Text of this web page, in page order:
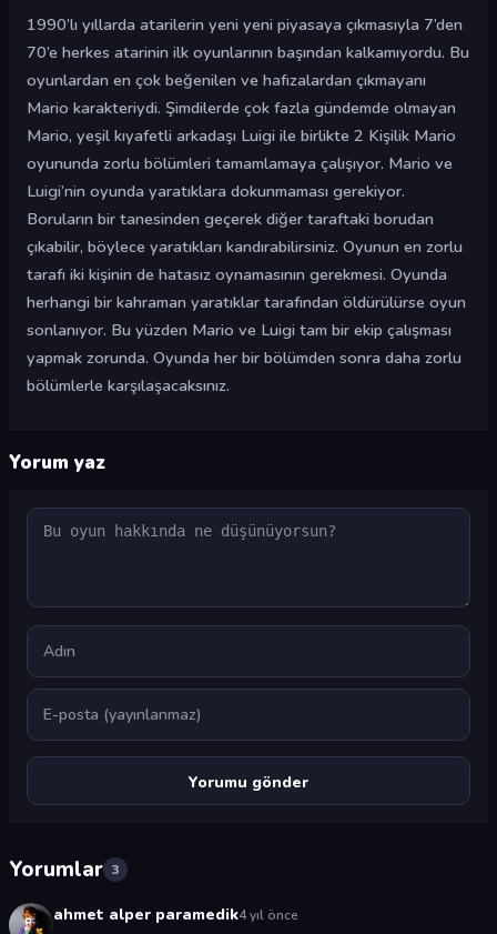
1990’lı yıllarda atarilerin yeni yeni piyasaya çıkmasıyla 7’den
70’e herkes atarinin ilk oyunlarının başından kalkamıyordu. Bu
oyunlardan en çok beğenilen ve hafızalardan çıkmayanı
Mario karakteriydi. Şimdilerde çok fazla gündemde olmayan
Mario, yeşil kıyafetli arkadaşı Luigi ile birlikte 2 Kişilik Mario
oyununda zorlu bölümleri tamamlamaya çalışıyor. Mario ve
Luigi’nin oyunda yaratıklara dokunmaması gerekiyor.
Boruların bir tanesinden geçerek diğer taraftaki borudan
çıkabilir, böylece yaratıkları kandırabilirsiniz. Oyunun en zorlu
tarafı iki kişinin de hatasız oynamasının gerekmesi. Oyunda
herhangi bir kahraman yaratıklar tarafından öldürülürse oyun
sonlanıyor. Bu yüzden Mario ve Luigi tam bir ekip çalışması
yapmak zorunda. Oyunda her bir bölümden sonra daha zorlu
bölümlerle karşılaşacaksınız.
Yorum yaz
Yorum
Ad
E-posta
Yorumlar 3
ahmet alper paramedik4 yıl önce